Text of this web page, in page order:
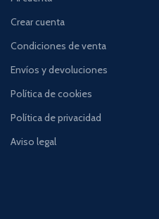
Crear cuenta
Condiciones de venta
Envíos y devoluciones
Política de cookies
Política de privacidad
Aviso legal